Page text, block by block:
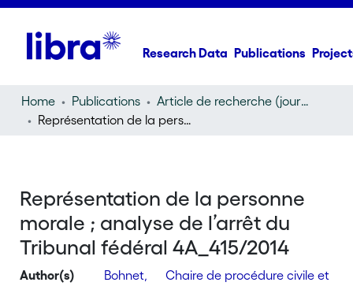
Research Data Publications
Home Publications
Article de recherche (journal article)
Représentation de la personne morale ; analyse de l’arrêt du Tribunal fédéral 4A_415/2014
Représentation de la personne
morale ; analyse de l’arrêt du
Tribunal fédéral 4A_415/2014
Author(s)
Bohnet,
Chaire de procédure civile et